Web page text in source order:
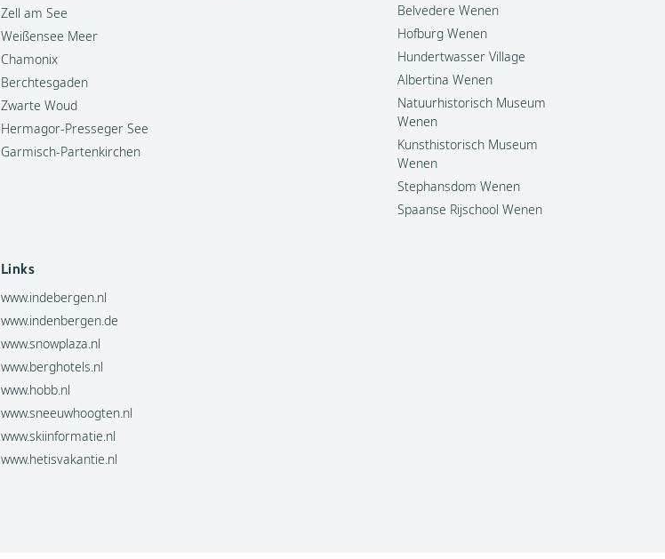
Zell am See
Weißensee Meer
Chamonix
Berchtesgaden
Zwarte Woud
Hermagor-Presseger See
Garmisch-Partenkirchen
Belvedere Wenen
Hofburg Wenen
Hundertwasser Village
Albertina Wenen
Natuurhistorisch Museum
Wenen
Kunsthistorisch Museum
Wenen
Stephansdom Wenen
Spaanse Rijschool Wenen
Links
www.indebergen.nl
www.indenbergen.de
www.snowplaza.nl
www.berghotels.nl
www.hobb.nl
www.sneeuwhoogten.nl
www.skiinformatie.nl
www.hetisvakantie.nl